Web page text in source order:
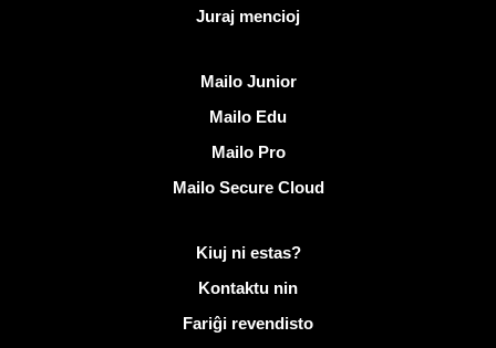
Juraj mencioj
Mailo Junior
Mailo Edu
Mailo Pro
Mailo Secure Cloud
Kiuj ni estas?
Kontaktu nin
Fariĝi revendisto